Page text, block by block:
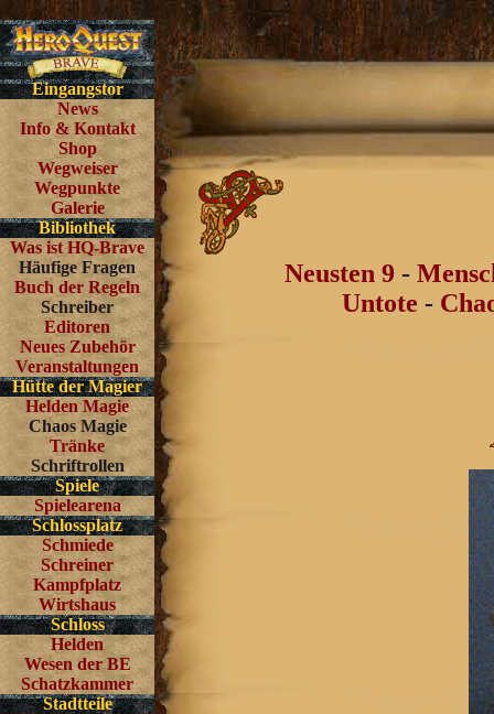
Eingangstor
News
Info & Kontakt
Shop
Wegweiser
Wegpunkte
Galerie
Bibliothek
Was ist HQ-Brave
Häufige Fragen
Buch der Regeln
Schreiber
Editoren
Neues Zubehör
Veranstaltungen
Hütte der Magier
Helden Magie
Chaos Magie
Tränke
Schriftrollen
Spiele
Spielearena
Schlossplatz
Schmiede
Schreiner
Kampfplatz
Wirtshaus
Schloss
Helden
Wesen der BE
Schatzkammer
Stadtteile
Neusten 9 -
Untote -